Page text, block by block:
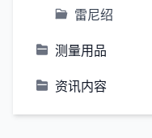
雷尼绍
测量用品
资讯内容